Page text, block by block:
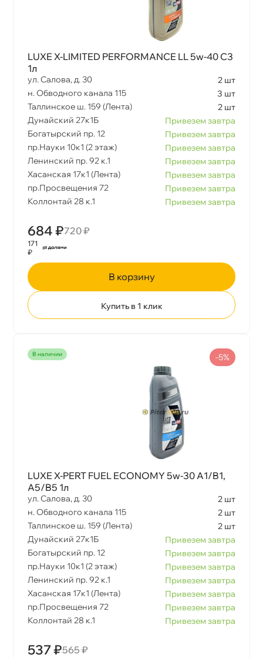
LUXE X-LIMITED PERFORMANCE LL 5w-40 С3
1л
ул. Салова, д. 30
2 шт
н. Обводного канала 115
3 шт
Таллинское ш. 159 (Лента)
2 шт
Дунайский 27к1Б
Привезем завтра
Богатырский пр. 12
Привезем завтра
пр.Науки 10к1 (2 этаж)
Привезем завтра
Ленинский пр. 92 к.1
Привезем завтра
Хасанская 17к1 (Лента)
Привезем завтра
пр.Просвещения 72
Привезем завтра
Коллонтай 28 к.1
Привезем завтра
684 ₽720 ₽
171
₽
корзину
Купить в 1 клик
наличии
LUXE X-PERT FUEL ECONOMY 5w-30 A1/B1,
A5/B5 1л
ул. Салова, д. 30
2 шт
н. Обводного канала 115
2 шт
Таллинское ш. 159 (Лента)
2 шт
Дунайский 27к1Б
Привезем завтра
Богатырский пр. 12
Привезем завтра
пр.Науки 10к1 (2 этаж)
Привезем завтра
Ленинский пр. 92 к.1
Привезем завтра
Хасанская 17к1 (Лента)
Привезем завтра
пр.Просвещения 72
Привезем завтра
Коллонтай 28 к.1
Привезем завтра
537 ₽565 ₽
-5%